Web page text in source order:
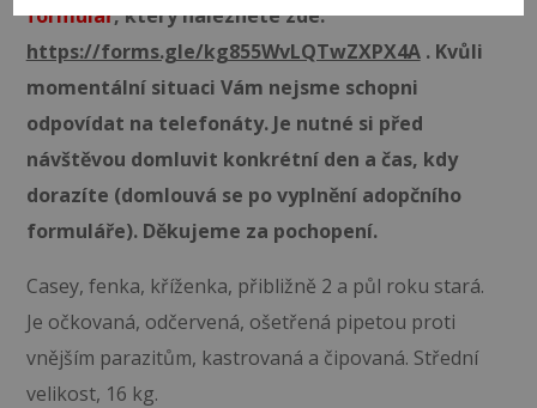
formulář, který naleznete zde:
https://forms.gle/kg855WvLQTwZXPX4A. Kvůli
momentální situaci Vám nejsme schopni
odpovídat na telefonáty. Je nutné si před
návštěvou domluvit konkrétní den a čas, kdy
dorazíte (domlouvá se po vyplnění adopčního
formuláře). Děkujeme za pochopení.
Casey, fenka, kříženka, přibližně 2 a půl roku stará.
Je očkovaná, odčervená, ošetřená pipetou proti
vnějším parazitům, kastrovaná a čipovaná. Střední
velikost, 16 kg.